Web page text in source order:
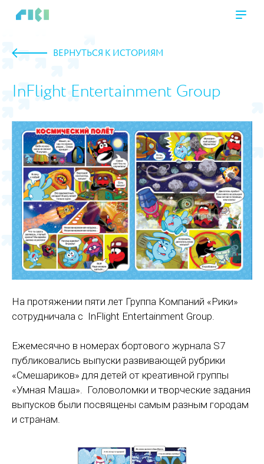
ВЕРНУТЬСЯ К ИСТОРИЯМ
InFlight Entertainment Group
https://www.high-endrolex.com/45
На протяжении пяти лет Группа Компаний «Рики»
сотрудничала с InFlight Entertainment Group.
Ежемесячно в номерах бортового журнала S7
публиковались выпуски развивающей рубрики
«Смешариков» для детей от креативной группы
«Умная Маша». Головоломки и творческие задания
выпусков были посвящены самым разным городам
и странам.